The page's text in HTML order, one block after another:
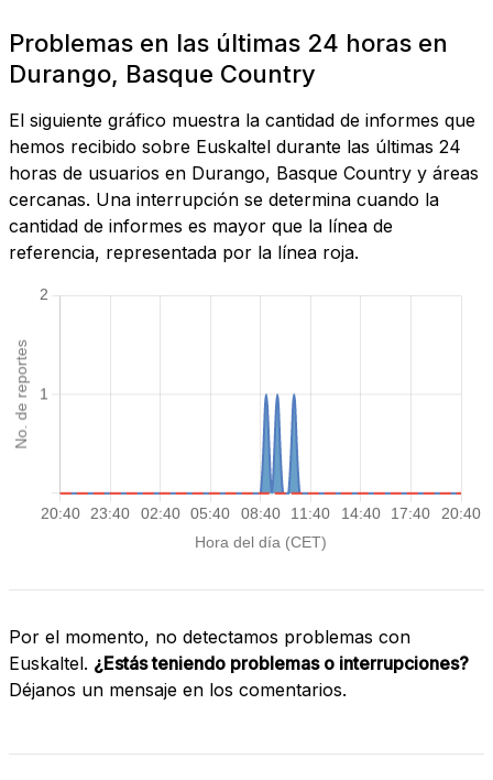
Problemas en las últimas 24 horas en
Durango, Basque Country
El siguiente gráfico muestra la cantidad de informes que
hemos recibido sobre Euskaltel durante las últimas 24
horas de usuarios en Durango, Basque Country y áreas
cercanas. Una interrupción se determina cuando la
cantidad de informes es mayor que la línea de
referencia, representada por la línea roja.
Por el momento, no detectamos problemas con
Euskaltel. ¿Estás teniendo problemas o interrupciones?
Déjanos un mensaje en los comentarios.